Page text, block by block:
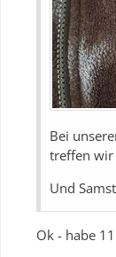
Bei
treffen wir
Und
Ok - habe